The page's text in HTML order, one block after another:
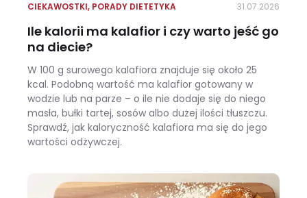
CIEKAWOSTKI, PORADY DIETETYKA 31.07.2026
Ile kalorii ma kalafior i czy warto jeść go
na diecie?
W 100 g surowego kalafiora znajduje się około 25
kcal. Podobną wartość ma kalafior gotowany w
wodzie lub na parze – o ile nie dodaje się do niego
masła, bułki tartej, sosów albo dużej ilości tłuszczu.
Sprawdź, jak kaloryczność kalafiora ma się do jego
wartości odżywczej.